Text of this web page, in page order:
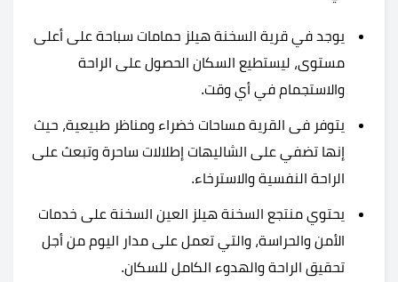
يوجد في قرية السخنة هيلز حمامات سباحة على أعلى
مستوى، ليستطيع السكان الحصول على الراحة
والاستجمام في أي وقت.
يتوفر فى القرية مساحات خضراء ومناظر طبيعية، حيث
إنها تضفي على الشاليهات إطلالات ساحرة وتبعث على
الراحة النفسية والاسترخاء.
يحتوي منتجع السخنة هيلز العين السخنة على خدمات
الأمن والحراسة، والتي تعمل على مدار اليوم من أجل
تحقيق الراحة والهدوء الكامل للسكان.